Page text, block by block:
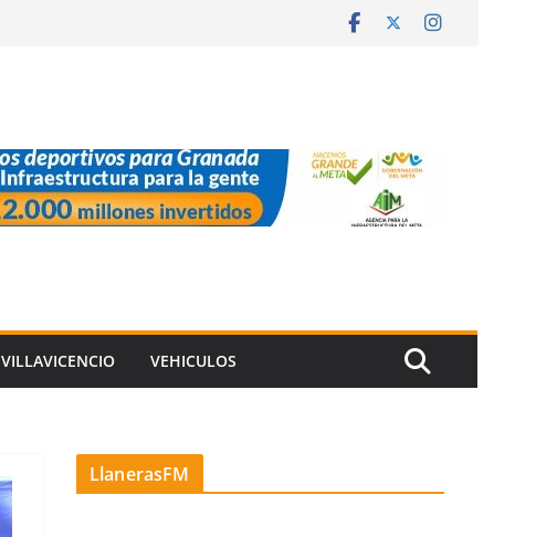
VILLAVICENCIO VEHICULOS
LlanerasFM